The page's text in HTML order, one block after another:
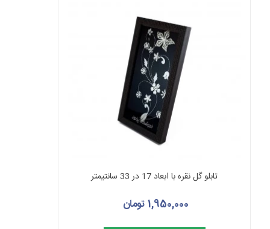
تابلو گل نقره با ابعاد 17 در 33 سانتیمتر
1,950,000 تومان